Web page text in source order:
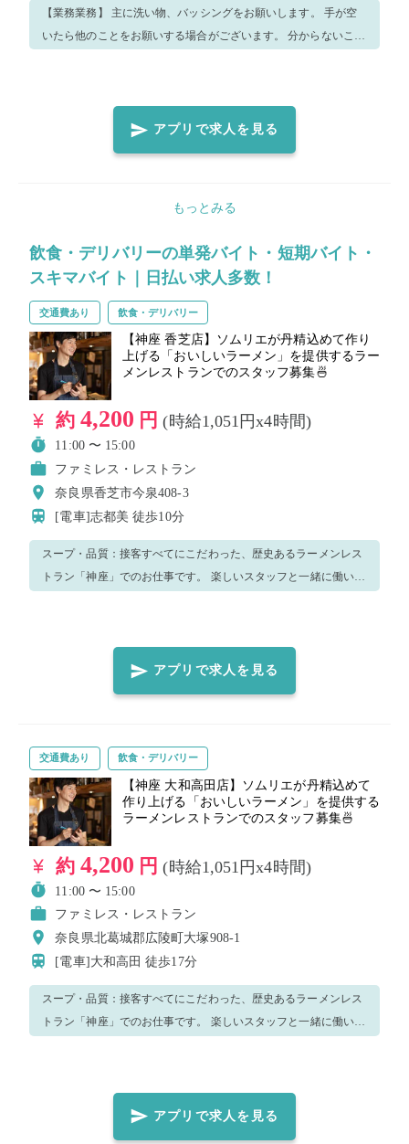
【業務業務】 主に洗い物、バッシングをお願いします。 手が空
いたら他のことをお願いする場合がございます。 分からないこと
事しましょう！ ◆飲食店就業未経験でもOK！ ◆明るく笑顔で大
きな声で働いていただける方大歓迎！ ◆自ら率先してテキパキと
動ける方大歓迎！
アプリで求人を見る
もっとみる
飲食・デリバリーの単発バイト・短期バイト・
スキマバイト｜日払い求人多数！
交通費あり 飲食・デリバリー
【神座 香芝店】ソムリエが丹精込めて作り
上げる「おいしいラーメン」を提供するラー
メンレストランでのスタッフ募集🍜
約 4,200 円(時給1,051円x4時間)
11:00 〜 15:00
ファミレス・レストラン
奈良県香芝市今泉408-3
[電車]志都美徒歩10分
スープ・品質：接客すべてにこだわった、歴史あるラーメンレス
トラン「神座」でのお仕事です。 楽しいスタッフと一緒に働いて
などキッチン業務 になります。 飲食店経験者であれば、すぐに
お仕事を覚えて頂けます。 わからないことがあれば、店長もしく
は他スタッフにお尋ねください！ なんでも優しくお教え致しま
アプリで求人を見る
交通費あり 飲食・デリバリー
【神座 大和高田店】ソムリエが丹精込めて
作り上げる「おいしいラーメン」を提供する
ラーメンレストランでのスタッフ募集🍜
約 4,200 円(時給1,051円x4時間)
11:00 〜 15:00
ファミレス・レストラン
奈良県北葛城郡広陵町大塚908-1
[電車]大和高田徒歩17分
スープ・品質：接客すべてにこだわった、歴史あるラーメンレス
トラン「神座」でのお仕事です。 楽しいスタッフと一緒に働いて
などキッチン業務 になります。 飲食店経験者であれば、すぐに
お仕事を覚えて頂けます。 わからないことがあれば、店長もしく
は他スタッフにお尋ねください！ なんでも優しくお教え致しま
アプリで求人を見る